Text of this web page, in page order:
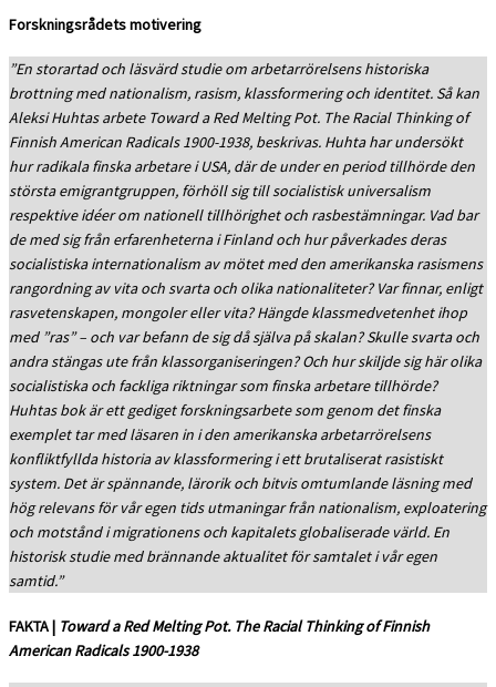
Forskningsrådets motivering
”En storartad och läsvärd studie om arbetarrörelsens historiska
brottning med nationalism, rasism, klassformering och identitet. Så kan
Aleksi Huhtas arbete Toward a Red Melting Pot. The Racial Thinking of
Finnish American Radicals 1900-1938, beskrivas. Huhta har undersökt
hur radikala finska arbetare i USA, där de under en period tillhörde den
största emigrantgruppen, förhöll sig till socialistisk universalism
respektive idéer om nationell tillhörighet och rasbestämningar. Vad bar
de med sig från erfarenheterna i Finland och hur påverkades deras
socialistiska internationalism av mötet med den amerikanska rasismens
rangordning av vita och svarta och olika nationaliteter? Var finnar, enligt
rasvetenskapen, mongoler eller vita? Hängde klassmedvetenhet ihop
med ”ras” – och var befann de sig då själva på skalan? Skulle svarta och
andra stängas ute från klassorganiseringen? Och hur skiljde sig här olika
socialistiska och fackliga riktningar som finska arbetare tillhörde?
Huhtas bok är ett gediget forskningsarbete som genom det finska
exemplet tar med läsaren in i den amerikanska arbetarrörelsens
konfliktfyllda historia av klassformering i ett brutaliserat rasistiskt
system. Det är spännande, lärorik och bitvis omtumlande läsning med
hög relevans för vår egen tids utmaningar från nationalism, exploatering
och motstånd i migrationens och kapitalets globaliserade värld. En
historisk studie med brännande aktualitet för samtalet i vår egen
samtid.”
FAKTA | Toward a Red Melting Pot. The Racial Thinking of Finnish
American Radicals 1900-1938